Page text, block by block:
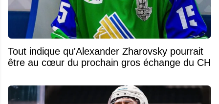
Tout indique qu'Alexander Zharovsky pourrait
être au cœur du prochain gros échange du CH